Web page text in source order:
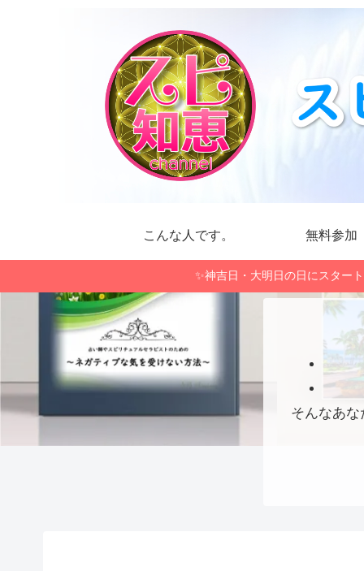
こんな人です。 無料参加
✨神吉日・大明日の日にスター
そんなあ